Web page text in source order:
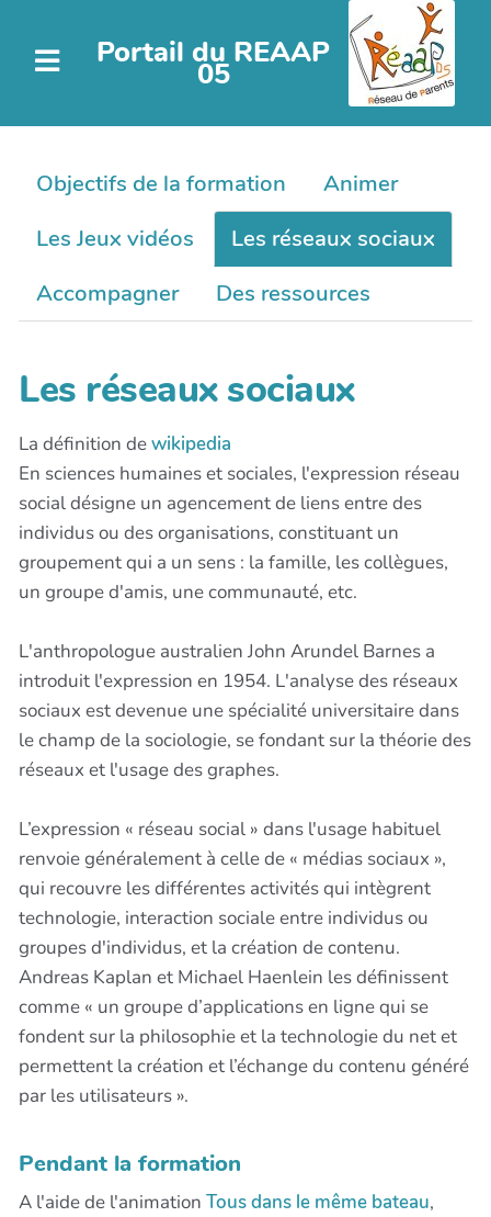
Portail du REAAP
05
Objectifs de la formation
Animer
Les Jeux vidéos
Les réseaux sociaux
Accompagner
Des ressources
Les réseaux sociaux
La définition dewikipedia
En sciences humaines et sociales, l'expression réseau
social désigne un agencement de liens entre des
individus ou des organisations, constituant un
groupement qui a un sens : la famille, les collègues,
un groupe d'amis, une communauté, etc.
L'anthropologue australien John Arundel Barnes a
introduit l'expression en 1954. L'analyse des réseaux
sociaux est devenue une spécialité universitaire dans
le champ de la sociologie, se fondant sur la théorie des
réseaux et l'usage des graphes.
L’expression « réseau social » dans l'usage habituel
renvoie généralement à celle de « médias sociaux »,
qui recouvre les différentes activités qui intègrent
technologie, interaction sociale entre individus ou
groupes d'individus, et la création de contenu.
Andreas Kaplan et Michael Haenlein les définissent
comme « un groupe d’applications en ligne qui se
fondent sur la philosophie et la technologie du net et
permettent la création et l’échange du contenu généré
par les utilisateurs ».
Pendant la formation
A l'aide de l'animation Tous dans le même bateau,